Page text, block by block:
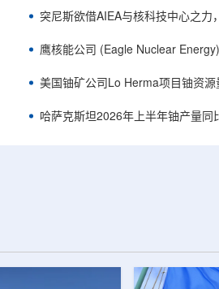
丹伯里和贝瑟尔三个地点的业务。该
2027年初投入使用，若最终设计和租
突尼斯欲借AIEA与核科技中心之力
鹰核能公司 (Eagle Nuclear
美国铀矿公司Lo Herma项目铀资
哈萨克斯坦2026年上半年铀产量同